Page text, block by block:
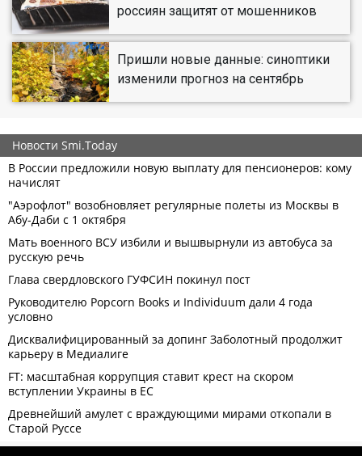
россиян защитят от мошенников
Пришли новые данные: синоптики
изменили прогноз на сентябрь